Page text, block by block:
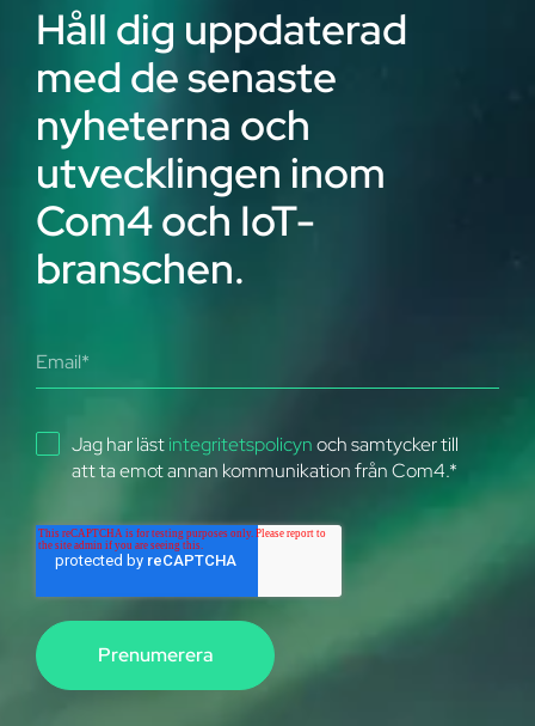
Håll dig uppdaterad
med de senaste
nyheterna och
utvecklingen inom
Com4 och IoT-
branschen.
Jag har lästintegritetspolicynoch samtycker till
att ta emot annan kommunikation från Com4.*